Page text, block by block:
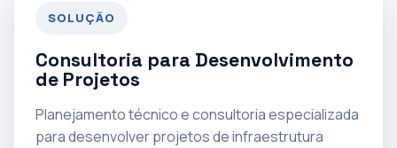
SOLUÇÃO
Consultoria para Desenvolvimento
de Projetos
Planejamento técnico e consultoria especializada
para desenvolver projetos de infraestrutura